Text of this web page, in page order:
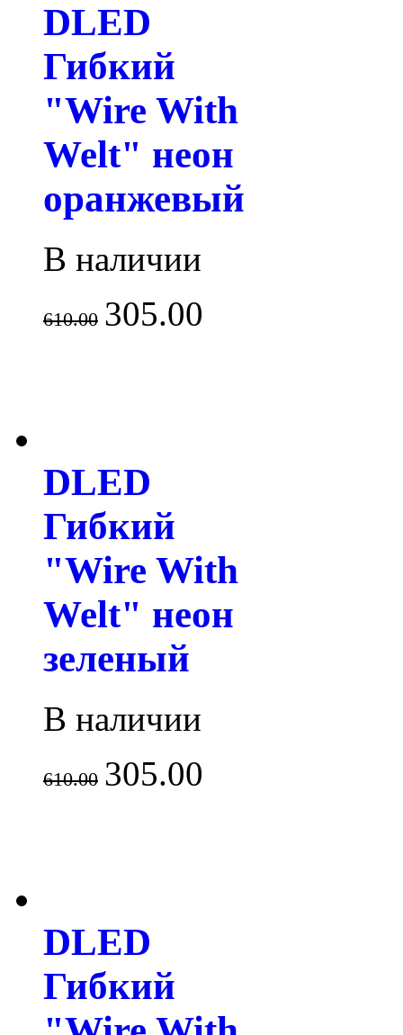
DLED
Гибкий
"Wire With
Welt" неон
оранжевый
В наличии
610.00 305.00
DLED
Гибкий
"Wire With
Welt" неон
зеленый
В наличии
610.00 305.00
DLED
Гибкий